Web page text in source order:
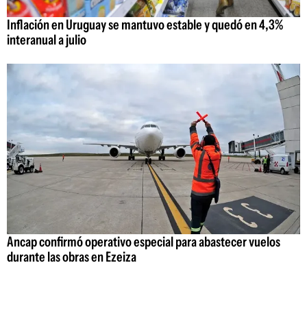
Inflación en Uruguay se mantuvo estable y quedó en 4,3%
interanual a julio
Ancap confirmó operativo especial para abastecer vuelos
durante las obras en Ezeiza